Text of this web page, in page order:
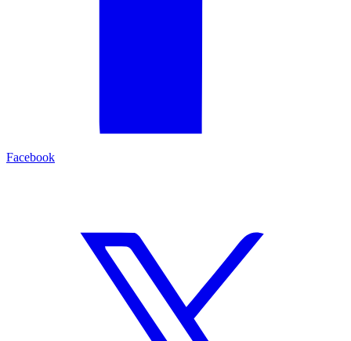
Facebook